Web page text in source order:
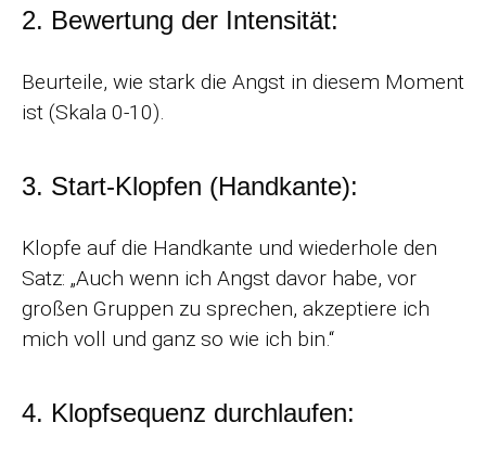
2. Bewertung der Intensität:
Beurteile, wie stark die Angst in diesem Moment
ist (Skala 0-10).
3. Start-Klopfen (Handkante):
Klopfe auf die Handkante und wiederhole den
Satz: „Auch wenn ich Angst davor habe, vor
großen Gruppen zu sprechen, akzeptiere ich
mich voll und ganz so wie ich bin.“
4. Klopfsequenz durchlaufen: